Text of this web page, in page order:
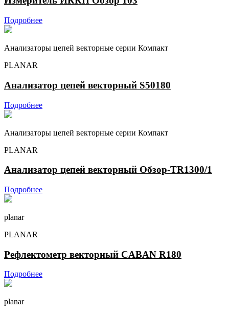
Подробнее
Анализаторы цепей векторные серии Компакт
PLANAR
Анализатор цепей векторный S50180
Подробнее
Анализаторы цепей векторные серии Компакт
PLANAR
Анализатор цепей векторный Обзор-TR1300/1
Подробнее
planar
PLANAR
Рефлектометр векторный CABAN R180
Подробнее
planar